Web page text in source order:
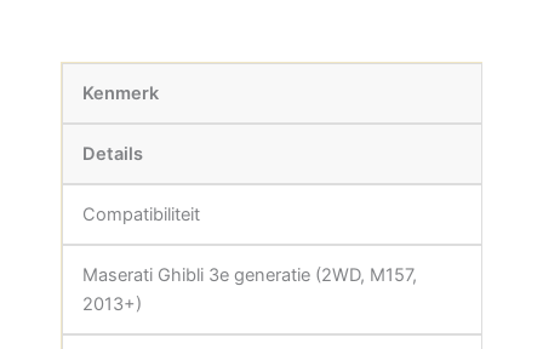
Kenmerk
Details
Compatibiliteit
Maserati Ghibli 3e generatie (2WD, M157,
2013+)